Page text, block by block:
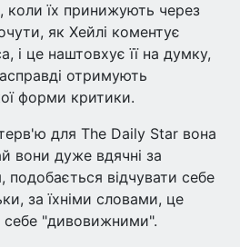
їх принижують через
як Хейлі коментує
і це наштовхує її на думку,
отримують
форми критики.
для The Daily Star вона
вони дуже вдячні за
подобається відчувати себе
за їхніми словами, це
себе "дивовижними".